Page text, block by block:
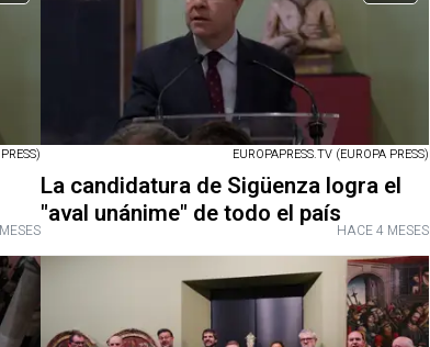
EUROPAPRESS.TV (EUROPA PRESS)
La candidatura de Sigüenza logra el
"aval unánime" de todo el paísHACE 4 MESES